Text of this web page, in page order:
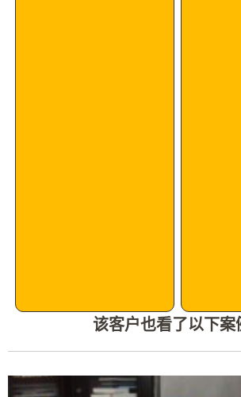
该客户也看了以下案